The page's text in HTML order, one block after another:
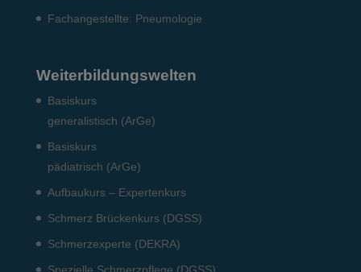
Fach­angestellte: Pneumo­logie
Weiterbildungswelten
Basiskurs
generalistisch (ArGe)
Basiskurs
pädiatrisch (ArGe)
Aufbaukurs – Expertenkurs
Schmerz Brückenkurs (DGSS)
Schmerzexperte (DEKRA)